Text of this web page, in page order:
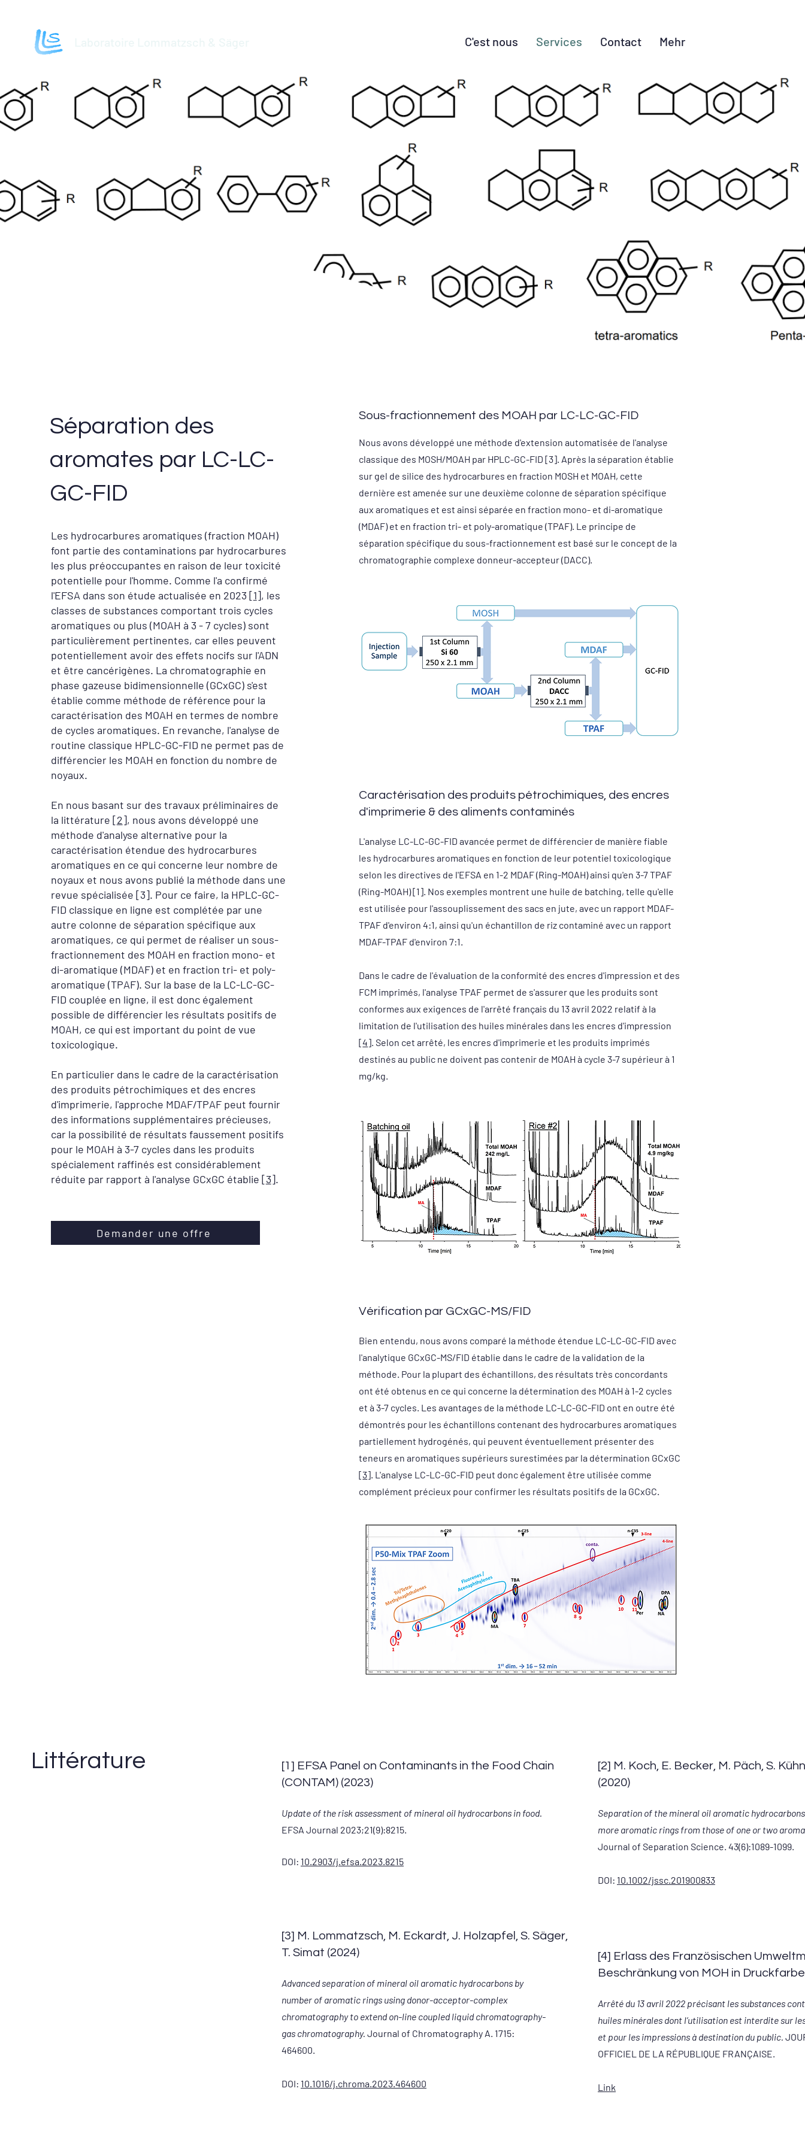
C'est nous Services Contact Mehr
Séparation des
aromates par LC-LC-
GC-FID
Les hydrocarbures aromatiques (fraction MOAH)
font partie des contaminations par hydrocarbures
les plus préoccupantes en raison de leur toxicité
potentielle pour l'homme. Comme l'a confirmé
l'EFSA dans son étude actualisée en 2023 [1], les
classes de substances comportant trois cycles
aromatiques ou plus (MOAH à 3 - 7 cycles) sont
particulièrement pertinentes, car elles peuvent
potentiellement avoir des effets nocifs sur l'ADN
et être cancérigènes. La chromatographie en
phase gazeuse bidimensionnelle (GCxGC) s'est
établie comme méthode de référence pour la
caractérisation des MOAH en termes de nombre
de cycles aromatiques. En revanche, l'analyse de
routine classique HPLC-GC-FID ne permet pas de
différencier les MOAH en fonction du nombre de
noyaux.
En nous basant sur des travaux préliminaires de
la littérature [2], nous avons développé une
méthode d'analyse alternative pour la
caractérisation étendue des hydrocarbures
aromatiques en ce qui concerne leur nombre de
noyaux et nous avons publié la méthode dans une
revue spécialisée [3]. Pour ce faire, la HPLC-GC-
FID classique en ligne est complétée par une
autre colonne de séparation spécifique aux
aromatiques, ce qui permet de réaliser un sous-
fractionnement des MOAH en fraction mono- et
di-aromatique (MDAF) et en fraction tri- et poly-
aromatique (TPAF). Sur la base de la LC-LC-GC-
FID couplée en ligne, il est donc également
possible de différencier les résultats positifs de
MOAH, ce qui est important du point de vue
toxicologique.
En particulier dans le cadre de la caractérisation
des produits pétrochimiques et des encres
d'imprimerie, l'approche MDAF/TPAF peut fournir
des informations supplémentaires précieuses,
car la possibilité de résultats faussement positifs
pour le MOAH à 3-7 cycles dans les produits
spécialement raffinés est considérablement
réduite par rapport à l'analyse GCxGC établie [3].
Demander une offre
Sous-fractionnement des MOAH par LC-LC-GC-FID
Nous avons développé une méthode d'extension automatisée de l'analyse
classique des MOSH/MOAH par HPLC-GC-FID [3]. Après la séparation établie
sur gel de silice des hydrocarbures en fraction MOSH et MOAH, cette
dernière est amenée sur une deuxième colonne de séparation spécifique
aux aromatiques et est ainsi séparée en fraction mono- et di-aromatique
(MDAF) et en fraction tri- et poly-aromatique (TPAF). Le principe de
séparation spécifique du sous-fractionnement est basé sur le concept de la
chromatographie complexe donneur-accepteur (DACC).
Caractérisation des produits pétrochimiques, des encres
d'imprimerie & des aliments contaminés
L'analyse LC-LC-GC-FID avancée permet de différencier de manière fiable
les hydrocarbures aromatiques en fonction de leur potentiel toxicologique
selon les directives de l'EFSA en 1-2 MDAF (Ring-MOAH) ainsi qu'en 3-7 TPAF
(Ring-MOAH) [1]. Nos exemples montrent une huile de batching, telle qu'elle
est utilisée pour l'assouplissement des sacs en jute, avec un rapport MDAF-
TPAF d'environ 4:1, ainsi qu'un échantillon de riz contaminé avec un rapport
MDAF-TPAF d'environ 7:1.
Dans le cadre de l'évaluation de la conformité des encres d'impression et des
FCM imprimés, l'analyse TPAF permet de s'assurer que les produits sont
conformes aux exigences de l'arrêté français du 13 avril 2022 relatif à la
limitation de l'utilisation des huiles minérales dans les encres d'impression
[4]. Selon cet arrêté, les encres d'imprimerie et les produits imprimés
destinés au public ne doivent pas contenir de MOAH à cycle 3-7 supérieur à 1
mg/kg.
Vérification par GCxGC-MS/FID
Bien entendu, nous avons comparé la méthode étendue LC-LC-GC-FID avec
l'analytique GCxGC-MS/FID établie dans le cadre de la validation de la
méthode. Pour la plupart des échantillons, des résultats très concordants
ont été obtenus en ce qui concerne la détermination des MOAH à 1-2 cycles
et à 3-7 cycles. Les avantages de la méthode LC-LC-GC-FID ont en outre été
démontrés pour les échantillons contenant des hydrocarbures aromatiques
partiellement hydrogénés, qui peuvent éventuellement présenter des
teneurs en aromatiques supérieurs surestimées par la détermination GCxGC
[3]. L'analyse LC-LC-GC-FID peut donc également être utilisée comme
complément précieux pour confirmer les résultats positifs de la GCxGC.
Littérature
[1] EFSA Panel on Contaminants in the Food Chain
(CONTAM) (2023)
Update of the risk assessment of mineral oil hydrocarbons in food.
EFSA Journal 2023;21(9):8215.
DOI: 10.2903/j.efsa.2023.8215
[3] M. Lommatzsch, M. Eckardt, J. Holzapfel, S. Säger,
T. Simat (2024)
Advanced separation of mineral oil aromatic hydrocarbons by
number of aromatic rings using donor-acceptor-complex
chromatography to extend on-line coupled liquid chromatography-
gas chromatography. Journal of Chromatography A. 1715:
464600.
DOI: 10.1016/j.chroma.2023.464600
[2] M. Koch, E. Becker, M. Päch, S.
(2020)
Separation of the mineral oil aromatic
more aromatic rings from those of one or two
Journal of Separation Science. 43(6):1089-1099.
DOI: 10.1002/jssc.201900833
[4] Erlass des Französischen
Beschränkung von MOH in
Arrêté du 13 avril 2022 précisant les substances
huiles minérales dont l’utilisation est interdite sur
et pour les impressions à destination du public.
OFFICIEL DE LA RÉPUBLIQUE FRANÇAISE.
Link